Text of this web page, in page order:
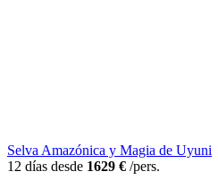
Selva Amazónica y Magia de Uyuni
12 días desde 1629 € /pers.